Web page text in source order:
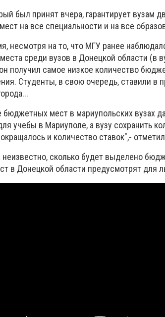
был принят вчера, гарантирует вузам
на все специальности и на все
несмотря на то, что МГУ ранее
среди вузов в Донецкой области (в
получил самое низкое количество
Студенты, в свою очередь, ставили в
бюджетных мест в мариупольских вузах
учебы в Мариуполе, а вузу сохранить
и количество ставок",-
неизвестно, сколько будет выделено
в Донецкой области предусмотрят для